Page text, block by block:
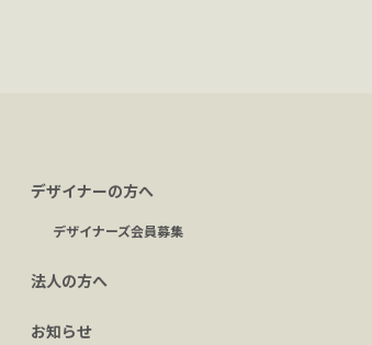
デザイナーの方へ
デザイナーズ会員募集
法人の方へ
お知らせ